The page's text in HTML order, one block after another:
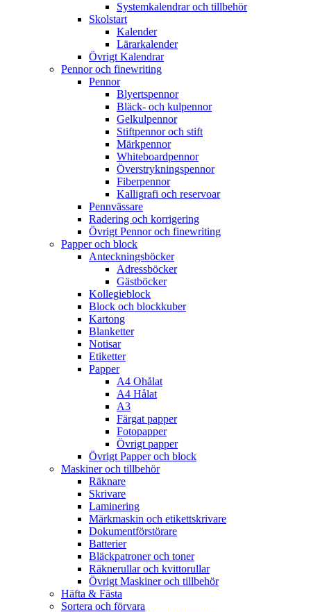
Systemkalendrar och tillbehör
Skolstart
Kalender
Lärarkalender
Övrigt Kalendrar
Pennor och finewriting
Pennor
Blyertspennor
Bläck- och kulpennor
Gelkulpennor
Stiftpennor och stift
Märkpennor
Whiteboardpennor
Överstrykningspennor
Fiberpennor
Kalligrafi och reservoar
Pennvässare
Radering och korrigering
Övrigt Pennor och finewriting
Papper och block
Anteckningsböcker
Adressböcker
Gästböcker
Kollegieblock
Block och blockkuber
Kartong
Blanketter
Notisar
Etiketter
Papper
A4 Ohålat
A4 Hålat
A3
Färgat papper
Fotopapper
Övrigt papper
Övrigt Papper och block
Maskiner och tillbehör
Räknare
Skrivare
Laminering
Märkmaskin och etikettskrivare
Dokumentförstörare
Batterier
Bläckpatroner och toner
Räknerullar och kvittorullar
Övrigt Maskiner och tillbehör
Häfta & Fästa
Sortera och förvara